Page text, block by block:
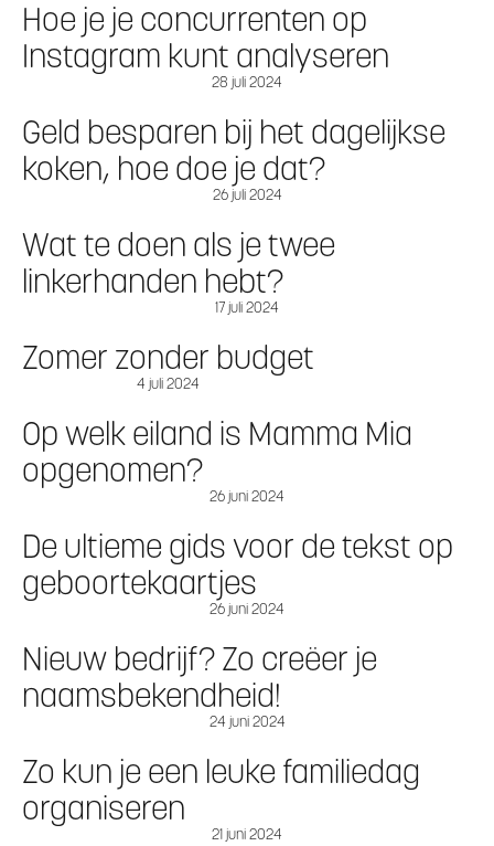
Hoe je je concurrenten op
Instagram kunt analyseren
28 juli 2024
Geld besparen bij het dagelijkse
koken, hoe doe je dat?
26 juli 2024
Wat te doen als je twee
linkerhanden hebt?
17 juli 2024
Zomer zonder budget
4 juli 2024
Op welk eiland is Mamma Mia
opgenomen?
26 juni 2024
De ultieme gids voor de tekst op
geboortekaartjes
26 juni 2024
Nieuw bedrijf? Zo creëer je
naamsbekendheid!
24 juni 2024
Zo kun je een leuke familiedag
organiseren
21 juni 2024